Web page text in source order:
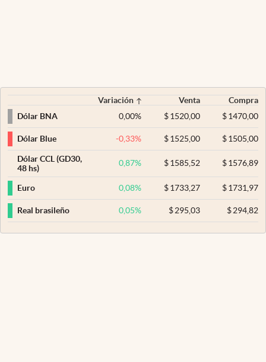
Variación Venta
Compra
Dólar BNA
0,00% $ 1520,00 $1470,00
Dólar Blue -0,33% $ 1525,00 $1505,00
Dólar CCL (GD30,
48 hs)
0,87% $ 1585,52 $1576,89
Euro 0,08% $ 1733,27 $1731,97
Real brasileño 0,05% $ 295,03 $294,82